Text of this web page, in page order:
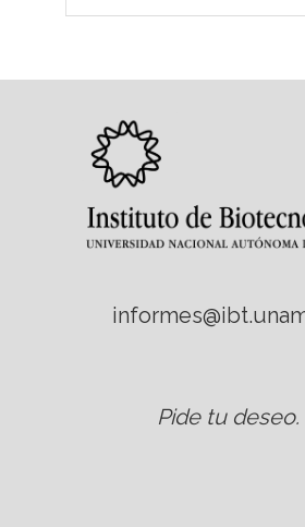
Pide tu deseo.